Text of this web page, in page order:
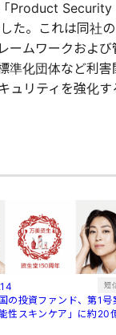
Product Security
た。これは同社の
ームワークおよび
準化団体など利害
ュリティを強化す
短
の投資ファンド、第1号
性スキンケア」に約20